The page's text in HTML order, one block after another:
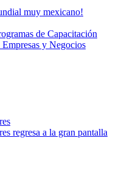
muy mexicano!
de Capacitación
y Negocios
regresa a la gran pantalla